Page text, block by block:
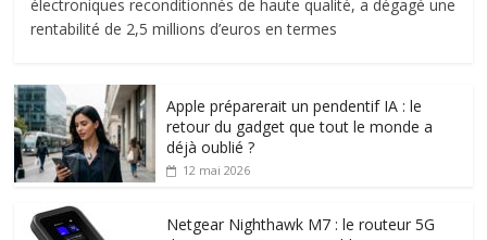
électroniques reconditionnés de haute qualité, a dégagé une
rentabilité de 2,5 millions d’euros en termes
Apple préparerait un pendentif IA : le
retour du gadget que tout le monde a
déjà oublié ?
12 mai 2026
Netgear Nighthawk M7 : le routeur 5G